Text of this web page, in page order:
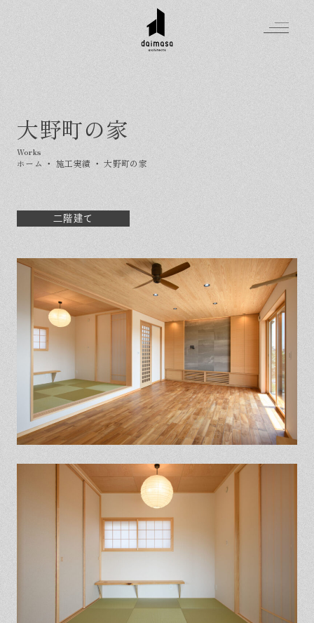
大野町の家
ホーム ・ 施工実績 ・大野町の家
二階建て
Greeting
はじめましての方へ
Made in DAIMASA
オーダーメイドの住まい
家づくりの流れ
保証とサポート
ヒノキプロジェクト
For customer
施工実績
イベントを探す
気軽に相談会
よくある質問
お客様の声
Topics
イベント
会社概要
スタッフ紹介
採用情報
Contact
資料請求
お問い合わせ
In FaLI